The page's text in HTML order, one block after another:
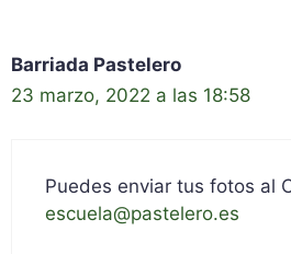
Barriada Pastelero
23 marzo, 2022 a las 18:58
Puedes enviar tus fotos al
escuela@pastelero.es